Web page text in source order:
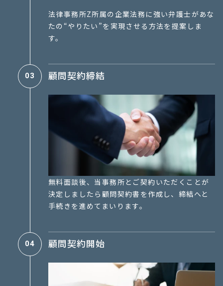
法律事務所Z所属の企業法務に強い弁護士があな
たの“やりたい”を実現させる方法を提案しま
す。
03 顧問契約締結
無料面談後、当事務所とご契約いただくことが
決定しましたら顧問契約書を作成し、締結へと
手続きを進めてまいります。
04 顧問契約開始